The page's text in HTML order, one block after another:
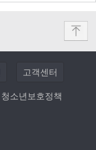
고객센터
청소년보호정책